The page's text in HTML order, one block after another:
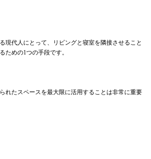
現代人にとって、リビングと寝室を隣接させること
ための1つの手段です。
れたスペースを最大限に活用することは非常に重要